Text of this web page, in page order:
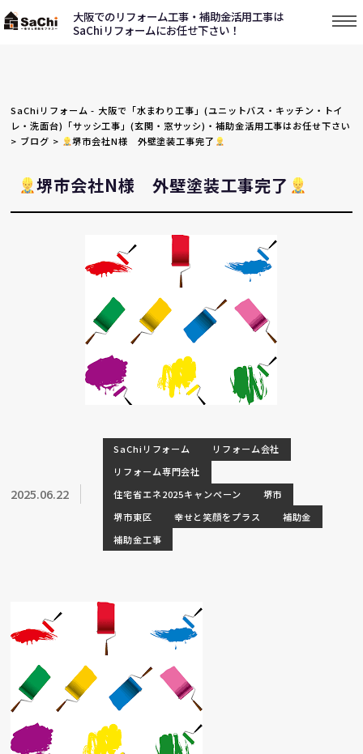
大阪でのリフォーム工事・補助金活用工事は
SaChiリフォームにお任せ下さい！
SaChiリフォーム - 大阪で「水まわり工事」(ユニットバス・キッチン・トイ
レ・洗面台)「サッシ工事」(玄関・窓サッシ)・補助金活用工事はお任せ下さい
> ブログ > 堺市会社N様 外壁塗装工事完了
堺市会社N様 外壁塗装工事完了
2025.06.22
SaChiリフォーム
リフォーム会社
リフォーム専門会社
住宅省エネ2025キャンペーン
堺市
堺市東区
幸せと笑顔をプラス
補助金
補助金工事